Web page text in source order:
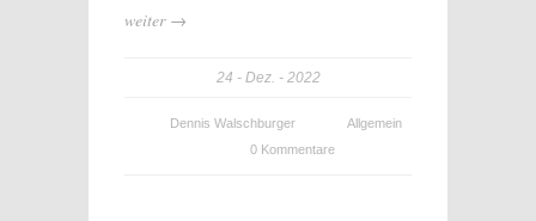
weiter →
24 Dez. 2022
Dennis Walschburger
Allgemein
0 Kommentare